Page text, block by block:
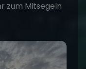
zum Mitsegeln